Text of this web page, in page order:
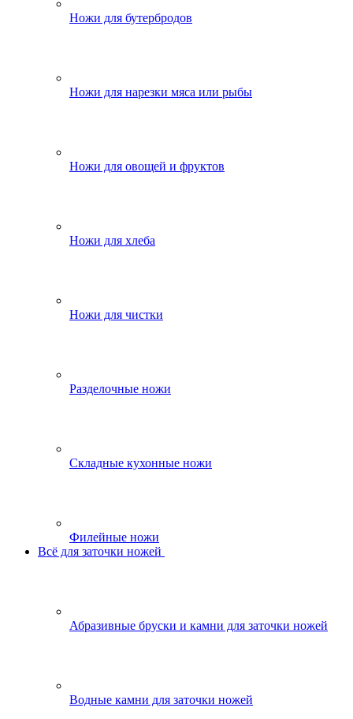
Ножи для бутербродов
Ножи для нарезки мяса или рыбы
Ножи для овощей и фруктов
Ножи для хлеба
Ножи для чистки
Разделочные ножи
Складные кухонные ножи
Филейные ножи
Всё для заточки ножей
Абразивные бруски и камни для заточки ножей
Водные камни для заточки ножей